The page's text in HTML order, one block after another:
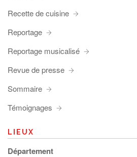
Recette de cuisine
Reportage
Reportage musicalisé
Revue de presse
Sommaire
Témoignages
LIEUX
Département